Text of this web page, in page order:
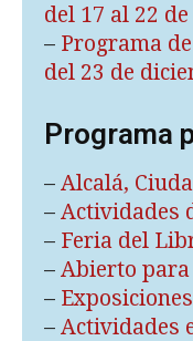
del 17 al 22
– Programa
del 23 de
Programa
– Alcalá,
– Actividades
– Feria del
– Abierto para
– Exposiciones
– Actividades